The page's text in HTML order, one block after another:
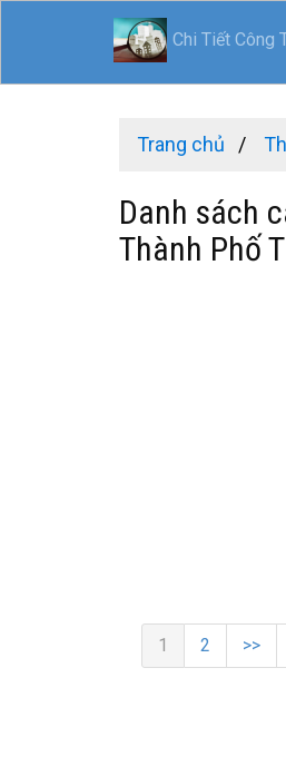
Chi Tiết Công
Trang chủ
Danh sách
Thành Phố
1 2 >>